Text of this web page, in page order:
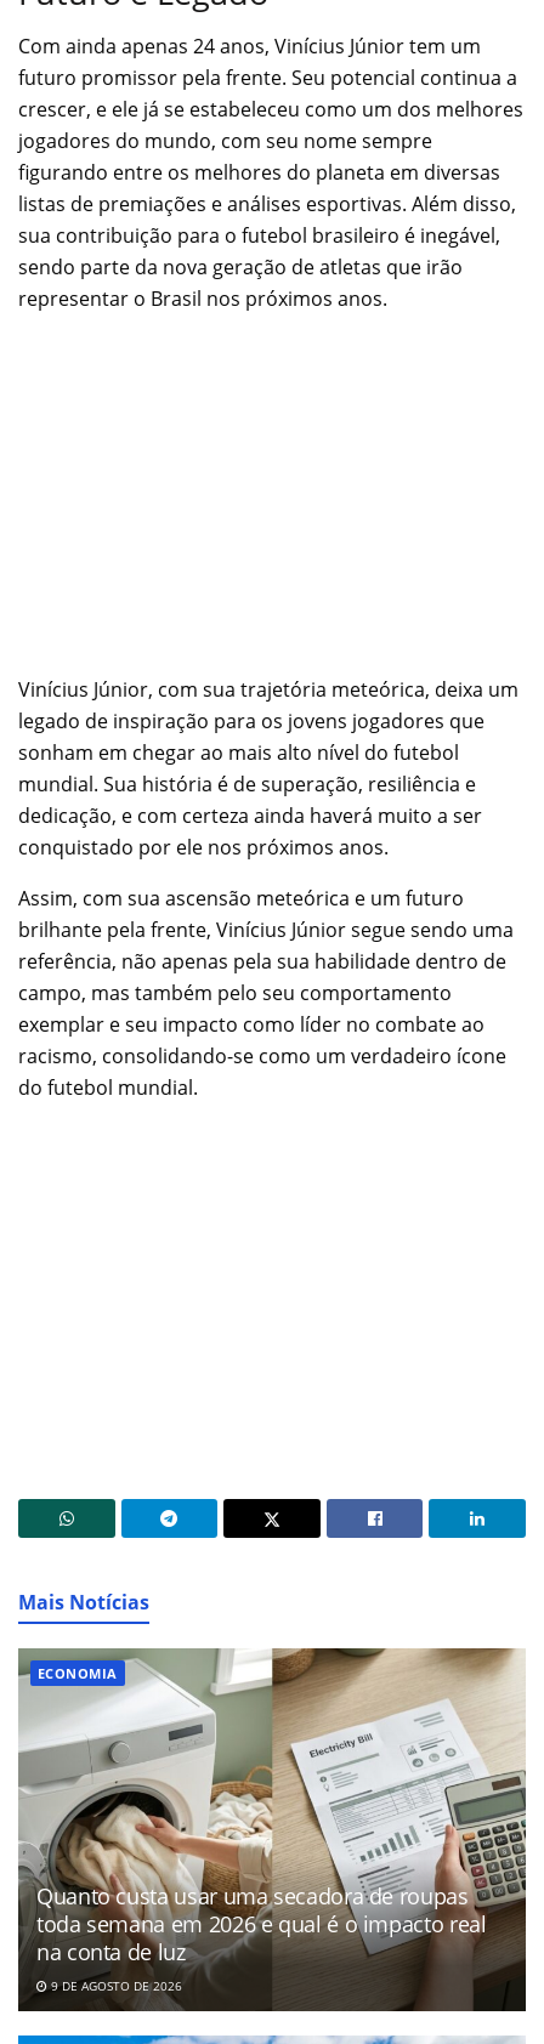
Com ainda apenas 24 anos, Vinícius Júnior tem um
futuro promissor pela frente. Seu potencial continua a
crescer, e ele já se estabeleceu como um dos melhores
jogadores do mundo, com seu nome sempre
figurando entre os melhores do planeta em diversas
listas de premiações e análises esportivas. Além disso,
sua contribuição para o futebol brasileiro é inegável,
sendo parte da nova geração de atletas que irão
representar o Brasil nos próximos anos.
Vinícius Júnior, com sua trajetória meteórica, deixa um
legado de inspiração para os jovens jogadores que
sonham em chegar ao mais alto nível do futebol
mundial. Sua história é de superação, resiliência e
dedicação, e com certeza ainda haverá muito a ser
conquistado por ele nos próximos anos.
Assim, com sua ascensão meteórica e um futuro
brilhante pela frente, Vinícius Júnior segue sendo uma
referência, não apenas pela sua habilidade dentro de
campo, mas também pelo seu comportamento
exemplar e seu impacto como líder no combate ao
racismo, consolidando-se como um verdadeiro ícone
do futebol mundial.
Mais Notícias
ECONOMIA
Quanto custa usar uma secadora de roupas
toda semana em 2026 e qual é o impacto real
na conta de luz
9 DE AGOSTO DE 2026